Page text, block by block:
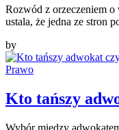
Rozwód z orzeczeniem
ustala, że jedna ze stron
by
Prawo
Kto tańszy
Wybór między